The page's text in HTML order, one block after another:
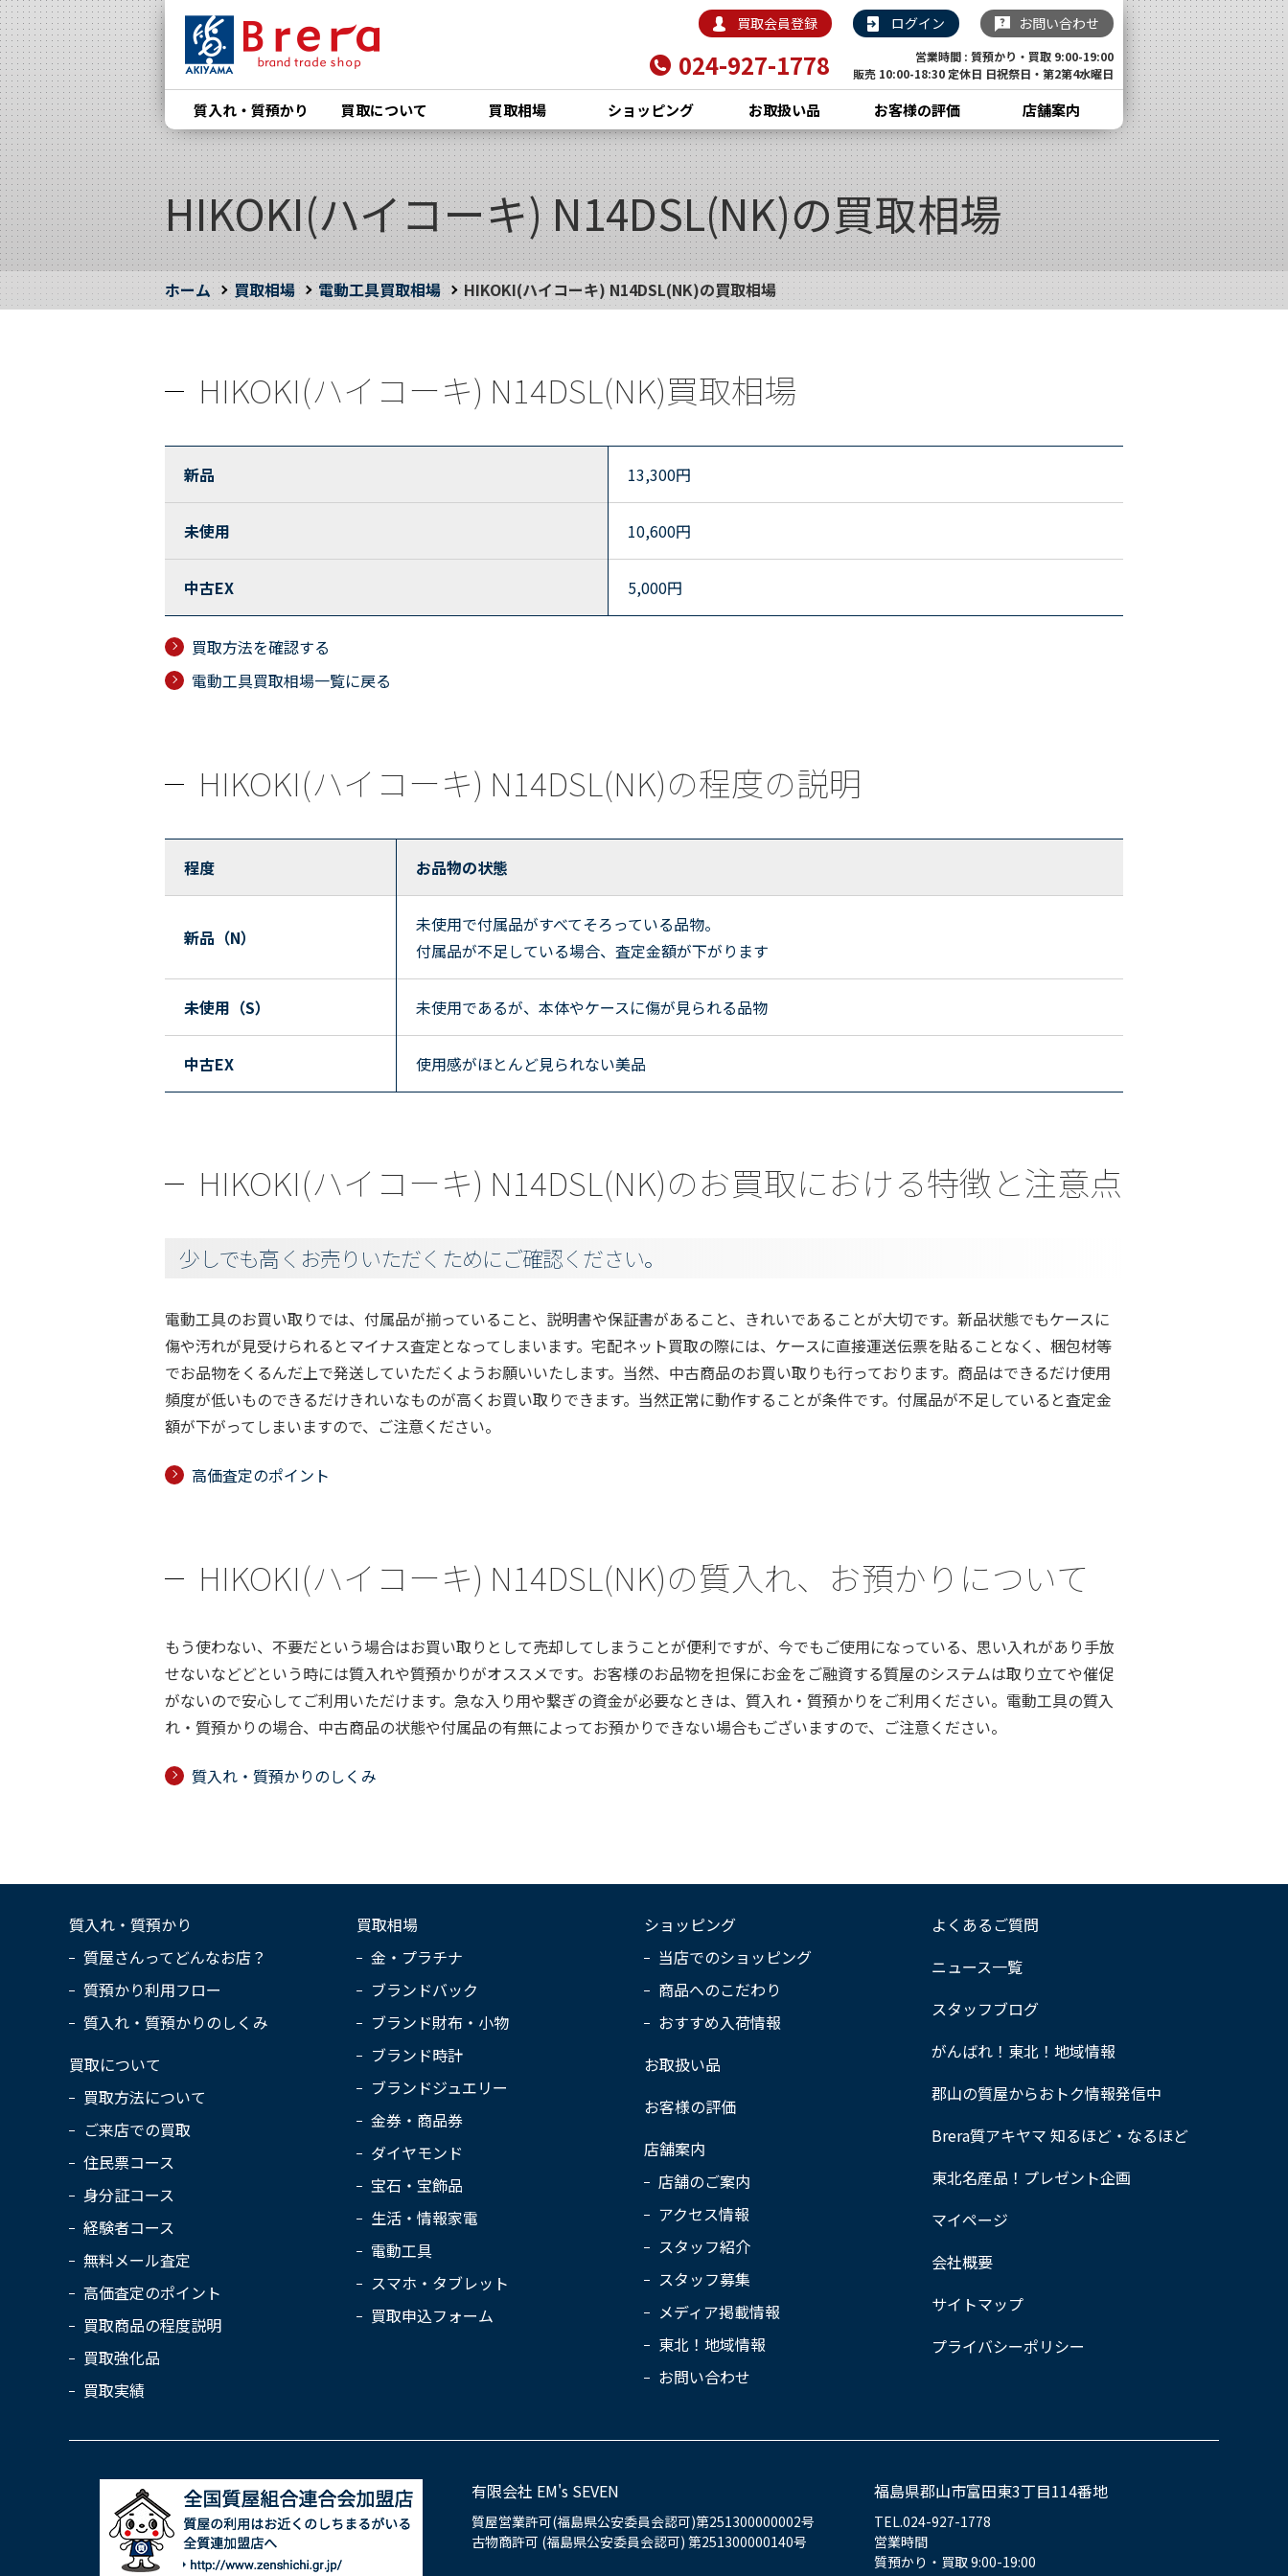
買取会員登録 ログイン お問い合わせ
024-927-1778
営業時間 : 質預かり・買取 9:00-19:00
販売 10:00-18:30 定休日 日祝祭日・第2第4水曜日
質入れ・質預かり 買取について 買取相場 ショッピング お取扱い品 お客様の評価 店舗案内
HIKOKI(ハイコーキ) N14DSL(NK)の買取相場
ホーム 買取相場 電動工具買取相場 HIKOKI(ハイコーキ) N14DSL(NK)の買取相場
HIKOKI(ハイコーキ) N14DSL(NK)買取相場
新品 13,300円
未使用 10,600円
中古EX 5,000円
買取方法を確認する
電動工具買取相場一覧に戻る
HIKOKI(ハイコーキ) N14DSL(NK)の程度の説明
程度 お品物の状態
新品（N）
未使用で付属品がすべてそろっている品物。
付属品が不足している場合、査定金額が下がります
未使用（S） 未使用であるが、本体やケースに傷が見られる品物
中古EX 使用感がほとんど見られない美品
HIKOKI(ハイコーキ) N14DSL(NK)のお買取における特徴と注意点
少しでも高くお売りいただくためにご確認ください。
電動工具のお買い取りでは、付属品が揃っていること、説明書や保証書があること、きれいであることが大切です。新品状態でもケースに
傷や汚れが見受けられるとマイナス査定となってしまいます。宅配ネット買取の際には、ケースに直接運送伝票を貼ることなく、梱包材等
でお品物をくるんだ上で発送していただくようお願いいたします。当然、中古商品のお買い取りも行っております。商品はできるだけ使用
頻度が低いものできるだけきれいなものが高くお買い取りできます。当然正常に動作することが条件です。付属品が不足していると査定金
額が下がってしまいますので、ご注意ください。
高価査定のポイント
HIKOKI(ハイコーキ) N14DSL(NK)の質入れ、お預かりについて
もう使わない、不要だという場合はお買い取りとして売却してしまうことが便利ですが、今でもご使用になっている、思い入れがあり手放
せないなどどという時には質入れや質預かりがオススメです。お客様のお品物を担保にお金をご融資する質屋のシステムは取り立てや催促
がないので安心してご利用いただけます。急な入り用や繋ぎの資金が必要なときは、質入れ・質預かりをご利用ください。電動工具の質入
れ・質預かりの場合、中古商品の状態や付属品の有無によってお預かりできない場合もございますので、ご注意ください。
質入れ・質預かりのしくみ
質入れ・質預かり
質屋さんってどんなお店？
質預かり利用フロー
質入れ・質預かりのしくみ
買取について
買取方法について
ご来店での買取
住民票コース
身分証コース
経験者コース
無料メール査定
高価査定のポイント
買取商品の程度説明
買取強化品
買取実績
買取相場
金・プラチナ
ブランドバック
ブランド財布・小物
ブランド時計
ブランドジュエリー
金券・商品券
ダイヤモンド
宝石・宝飾品
生活・情報家電
電動工具
スマホ・タブレット
買取申込フォーム
ショッピング
当店でのショッピング
商品へのこだわり
おすすめ入荷情報
お取扱い品
お客様の評価
店舗案内
店舗のご案内
アクセス情報
スタッフ紹介
スタッフ募集
メディア掲載情報
東北！地域情報
お問い合わせ
よくあるご質問
ニュース一覧
スタッフブログ
がんばれ！東北！地域情報
郡山の質屋からおトク情報発信中
Brera質アキヤマ 知るほど・なるほど
東北名産品！プレゼント企画
マイページ
会社概要
サイトマップ
プライバシーポリシー
有限会社 EM's SEVEN
質屋営業許可(福島県公安委員会認可)第251300000002号
古物商許可 (福島県公安委員会認可) 第251300000140号
福島県郡山市富田東3丁目114番地
TEL.024-927-1778
営業時間
質預かり・買取 9:00-19:00